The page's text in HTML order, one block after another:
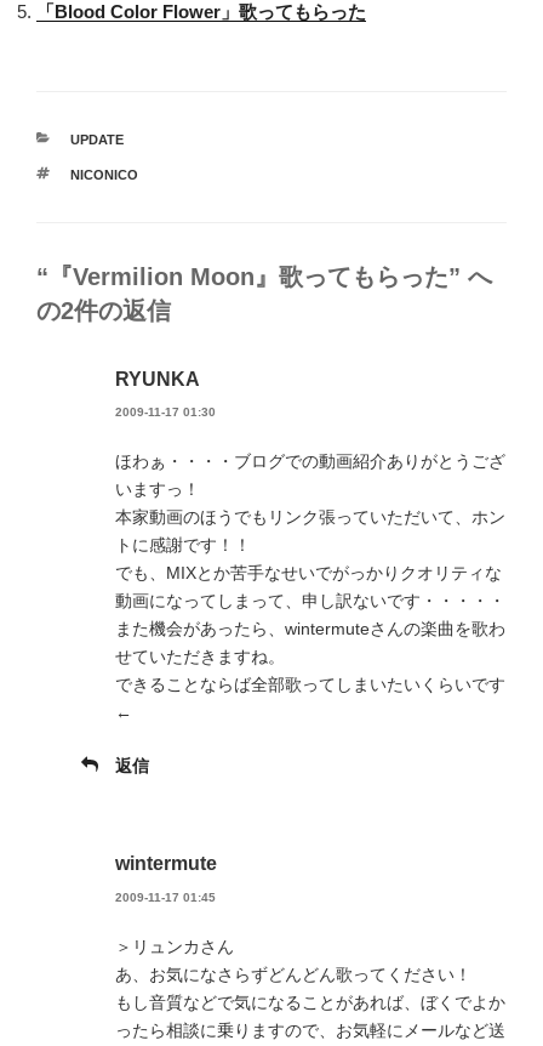
「Blood Color Flower」歌ってもらった
カ
ゴ
UPDATE
タ
NICONICO
“『Vermilion Moon』歌ってもらった” へ
の2件の返信
RYUNKA
2009-11-17 01:30
ほわぁ・・・・ブログでの動画紹介ありがとうござ
いますっ！
本家動画のほうでもリンク張っていただいて、ホン
トに感謝です！！
でも、MIXとか苦手なせいでがっかりクオリティな
動画になってしまって、申し訳ないです・・・・・
また機会があったら、wintermuteさんの楽曲を歌わ
せていただきますね。
できることならば全部歌ってしまいたいくらいです
←
返信
wintermute
2009-11-17 01:45
＞リュンカさん
あ、お気になさらずどんどん歌ってください！
もし音質などで気になることがあれば、ぼくでよか
ったら相談に乗りますので、お気軽にメールなど送